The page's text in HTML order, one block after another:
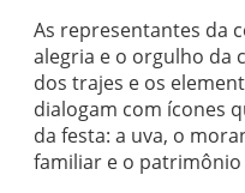
As representantes da
alegria e o orgulho da
dos trajes e os
dialogam com ícones
da festa: a uva, o
familiar e o patrimônio